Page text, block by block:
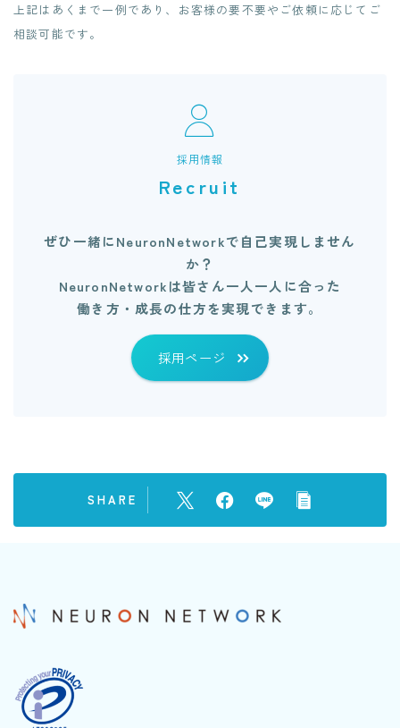
上記はあくまで一例であり、お客様の要不要やご依頼に応じてご
相談可能です。
採用情報
Recruit
ぜひ一緒にNeuronNetworkで自己実現しません
か？
NeuronNetworkは皆さん一人一人に合った
働き方・成長の仕方を実現できます。
採用ページ
SHARE